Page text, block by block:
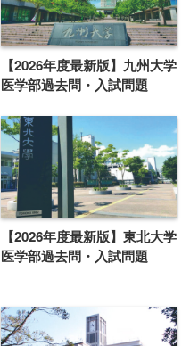
【2026年度最新版】九州大学
医学部過去問・入試問題
【2026年度最新版】東北大学
医学部過去問・入試問題